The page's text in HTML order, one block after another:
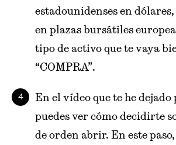
estadounidenses en
en plazas bursátiles
tipo de activo que te vaya
“COMPRA”.
En el vídeo que te he
puedes ver cómo decidirte
de orden abrir. En este